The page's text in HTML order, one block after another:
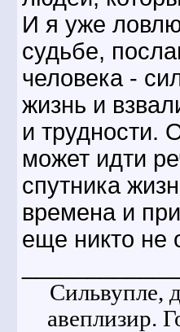
И я уже
судьбе,
человека -
жизнь и
и трудности.
может идти
спутника
времена и
еще никто не
Сильвупле,
авеплизир.